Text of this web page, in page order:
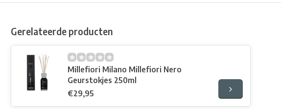
Gerelateerde producten
Millefiori Milano Millefiori Nero
Geurstokjes 250ml
€29,95